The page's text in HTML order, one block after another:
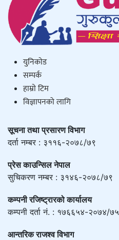
युनिकाेड
सम्पर्क
हाम्राे टिम
विज्ञापनको लागि
सूचना तथा प्रसारण विभाग
दर्ता नम्बर : ३११६-२०७८/७९
प्रेस काउन्सिल नेपाल
सुचिकरण नम्बर : ३१४६-२०७८/७९
कम्पनी रजिष्ट्रारको कार्यालय
कम्पनी दर्ता नं. : १७६६५४-२०७४/७५
आन्तरिक राजश्व विभाग